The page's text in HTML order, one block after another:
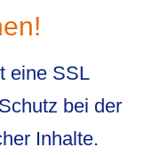
eine SSL
bei der
Inhalte.